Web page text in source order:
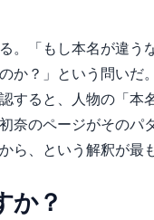
。「もし本名が違う
か？」という問いだ
すると、人物の「本
奈のページがそのパ
ら、という解釈が最
か？